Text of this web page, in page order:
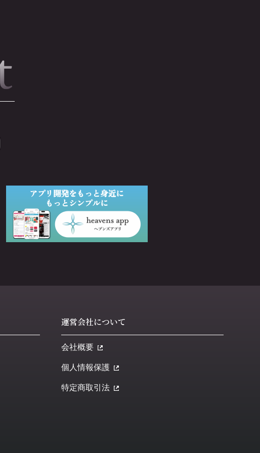
運営会社について
会社概要
個人情報保護
特定商取引法